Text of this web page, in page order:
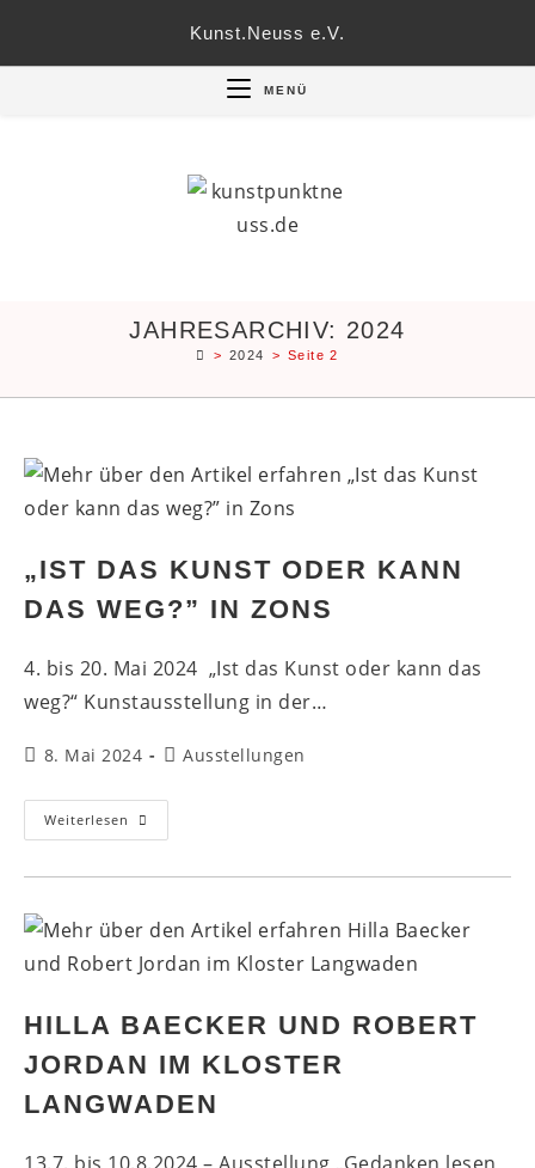
springen
Kunst.Neuss e.V.
MENÜ
JAHRESARCHIV: 2024
> 2024 > Seite 2
„IST DAS KUNST ODER KANN
DAS WEG?” IN ZONS
4. bis 20. Mai 2024 „Ist das Kunst oder kann das
weg?“ Kunstausstellung in der…
Beitrag
8. Mai 2024
Beitrags-
Ausstellungen
Weiterlesen „Ist
Das
Weg?”
In
Zons
HILLA BAECKER UND ROBERT
JORDAN IM KLOSTER
LANGWADEN